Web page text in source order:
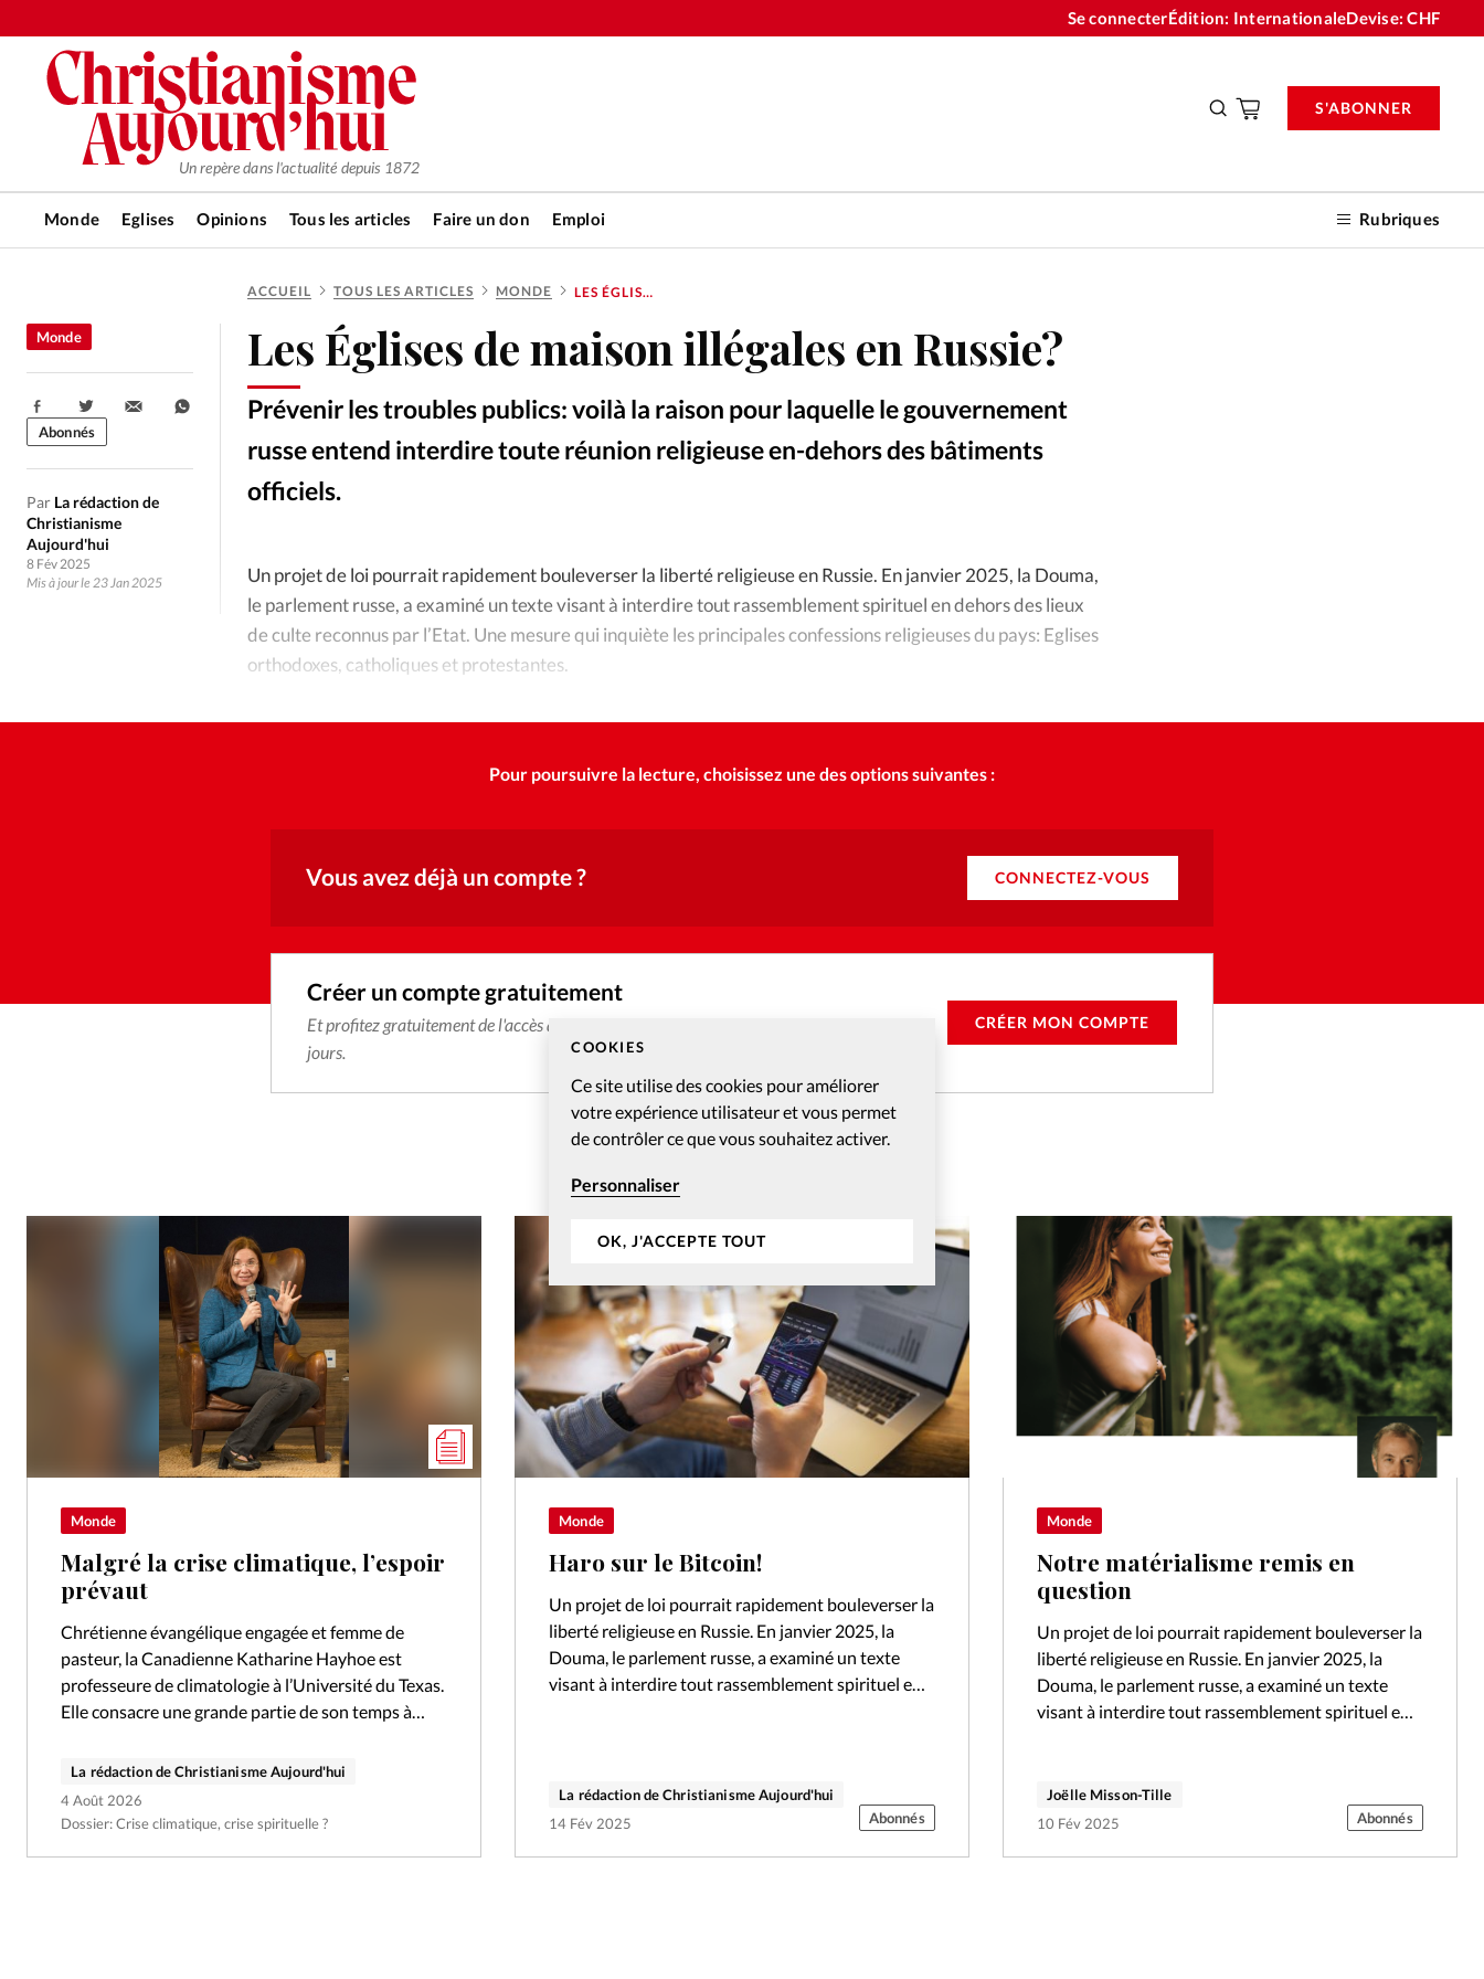
COOKIES
Ce site utilise des cookies pour améliorer
votre expérience utilisateur et vous permet
de contrôler ce que vous souhaitez activer.
Personnaliser
OK, J'ACCEPTE TOUT
Se connecterÉdition: InternationaleDevise:CHF
Un repère dans l'actualité depuis 1872
Monde Eglises Opinions Tous les articles Faire un don Emploi Rubriques
S'ABONNER
RUBRIQUES
Tous les articles
Actualité chrétienne
Actualité internationale
Chronique
Culture
Dossier
Génération réveil
Monde
Opinions
Publireportage
Relations Aujourd'hui
Vie Intérieure
Les abonnements
Faire un don
La rédaction
Emploi
ACCUEIL TOUS LES ARTICLES MONDE LES ÉGLISES DE MAISON ILLÉGALES EN RUSSIE?
Les Églises de maison illégales en Russie?
Prévenir les troubles publics: voilà la raison pour laquelle le gouvernement
russe entend interdire toute réunion religieuse en-dehors des bâtiments
officiels.
Monde
Par La rédaction de
Christianisme
Aujourd'hui
8 Fév 2025
Mis à jour le 23 Jan 2025
Partager:
Abonnés
Un projet de loi pourrait rapidement bouleverser la liberté religieuse en Russie. En janvier 2025, la Douma,
le parlement russe, a examiné un texte visant à interdire tout rassemblement spirituel en dehors des lieux
de culte reconnus par l’Etat. Une mesure qui inquiète les principales confessions religieuses du pays: Eglises
orthodoxes, catholiques et protestantes.
Pour poursuivre la lecture, choisissez une des options suivantes :
Vous avez déjà un compte ? CONNECTEZ-VOUS
Créer un compte gratuitement
Et profitez gratuitement de l'accès aux articles web réservés aux abonnés pendant 14
jours.
CRÉER MON COMPTE
Monde
Malgré la crise climatique, l’espoir
prévaut
Chrétienne évangélique engagée et femme de
pasteur, la Canadienne Katharine Hayhoe est
professeure de climatologie à l’Université du Texas.
Elle consacre une grande partie de son temps à
climatique.
Dossier: Crise climatique, crise spirituelle ?
La rédaction de Christianisme Aujourd'hui
4 Août 2026
Monde
Haro sur le Bitcoin!
Un projet de loi pourrait rapidement bouleverser la
liberté religieuse en Russie. En janvier 2025, la
Douma, le parlement russe, a examiné un texte
visant à interdire tout rassemblement spirituel en
La rédaction de Christianisme Aujourd'hui
14 Fév 2025
Abonnés
Monde
Notre matérialisme remis en
question
Un projet de loi pourrait rapidement bouleverser la
liberté religieuse en Russie. En janvier 2025, la
Douma, le parlement russe, a examiné un texte
visant à interdire tout rassemblement spirituel en
Joëlle Misson-Tille
10 Fév 2025
Abonnés